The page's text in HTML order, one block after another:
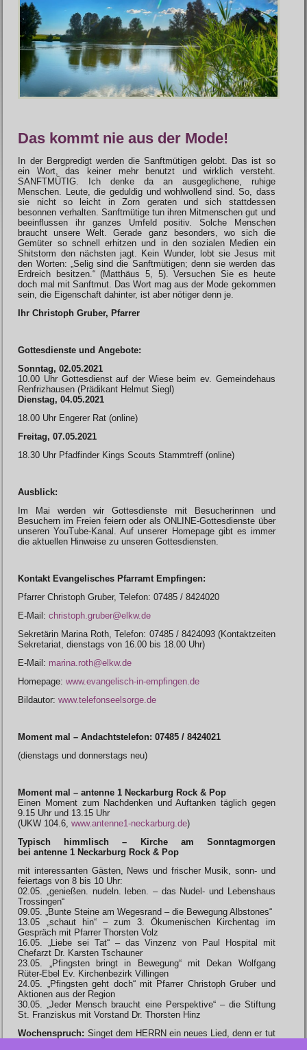
Das kommt nie aus der Mode!
In der Bergpredigt werden die Sanftmütigen gelobt. Das ist so
ein Wort, das keiner mehr benutzt und wirklich versteht.
SANFTMÜTIG. Ich denke da an ausgeglichene, ruhige
Menschen. Leute, die geduldig und wohlwollend sind. So, dass
sie nicht so leicht in Zorn geraten und sich stattdessen
besonnen verhalten. Sanftmütige tun ihren Mitmenschen gut und
beeinflussen ihr ganzes Umfeld positiv. Solche Menschen
braucht unsere Welt. Gerade ganz besonders, wo sich die
Gemüter so schnell erhitzen und in den sozialen Medien ein
Shitstorm den nächsten jagt. Kein Wunder, lobt sie Jesus mit
den Worten: „Selig sind die Sanftmütigen; denn sie werden das
Erdreich besitzen.“ (Matthäus 5, 5). Versuchen Sie es heute
doch mal mit Sanftmut. Das Wort mag aus der Mode gekommen
sein, die Eigenschaft dahinter, ist aber nötiger denn je.
Ihr Christoph Gruber, Pfarrer
Gottesdienste und Angebote:
Sonntag, 02.05.2021
10.00 Uhr Gottesdienst auf der Wiese beim ev. Gemeindehaus
Renfrizhausen (Prädikant Helmut Siegl)
Dienstag, 04.05.2021
18.00 Uhr Engerer Rat (online)
Freitag, 07.05.2021
18.30 Uhr Pfadfinder Kings Scouts Stammtreff (online)
Ausblick:
Im Mai werden wir Gottesdienste mit Besucherinnen und
Besuchern im Freien feiern oder als ONLINE-Gottesdienste über
unseren YouTube-Kanal. Auf unserer Homepage gibt es immer
die aktuellen Hinweise zu unseren Gottesdiensten.
Kontakt Evangelisches Pfarramt Empfingen:
Pfarrer Christoph Gruber, Telefon: 07485 / 8424020
E-Mail:christoph.gruber@elkw.de
Sekretärin Marina Roth, Telefon: 07485 / 8424093 (Kontaktzeiten
Sekretariat, dienstags von 16.00 bis 18.00 Uhr)
E-Mail: marina.roth@elkw.de
Homepage:www.evangelisch-in-empfingen.de
Bildautor:www.telefonseelsorge.de
Moment mal – Andachtstelefon: 07485 / 8424021
(dienstags und donnerstags neu)
Moment mal – antenne 1 Neckarburg Rock & Pop
Einen Moment zum Nachdenken und Auftanken täglich gegen
9.15 Uhr und 13.15 Uhr
(UKW 104.6,www.antenne1-neckarburg.de)
Typisch himmlisch – Kirche am Sonntagmorgen
bei antenne 1 Neckarburg Rock & Pop
mit interessanten Gästen, News und frischer Musik, sonn- und
feiertags von 8 bis 10 Uhr:
02.05. „genießen. nudeln. leben. – das Nudel- und Lebenshaus
Trossingen“
09.05. „Bunte Steine am Wegesrand – die Bewegung Albstones“
13.05 „schaut hin“ – zum 3. Ökumenischen Kirchentag im
Gespräch mit Pfarrer Thorsten Volz
16.05. „Liebe sei Tat“ – das Vinzenz von Paul Hospital mit
Chefarzt Dr. Karsten Tschauner
23.05. „Pfingsten bringt in Bewegung“ mit Dekan Wolfgang
Rüter-Ebel Ev. Kirchenbezirk Villingen
24.05. „Pfingsten geht doch“ mit Pfarrer Christoph Gruber und
Aktionen aus der Region
30.05. „Jeder Mensch braucht eine Perspektive“ – die Stiftung
St. Franziskus mit Vorstand Dr. Thorsten Hinz
Wochenspruch: Singet dem HERRN ein neues Lied, denn er tut